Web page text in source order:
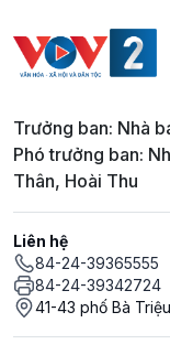
Trưởng ban: Nhà
Phó trưởng ban:
Thân, Hoài Thu
Liên hệ
84-24-39365555
84-24-39342724
41-43 phố Bà